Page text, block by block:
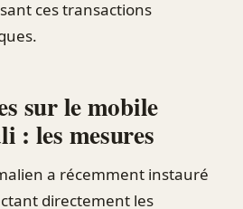
ces transactions
sur le mobile
: les mesures
a récemment instauré
directement les